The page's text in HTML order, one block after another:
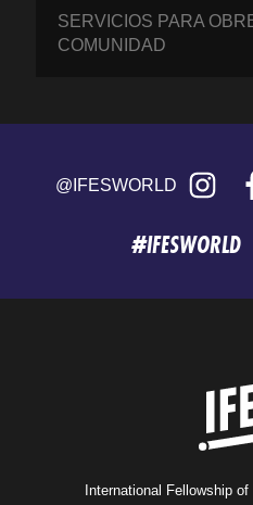
SERVICIOS PARA
COMUNIDAD
@IFESWORLD
#IFESWORLD
International Fellowship